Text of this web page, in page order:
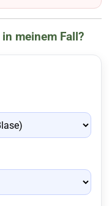
meinem Fall?